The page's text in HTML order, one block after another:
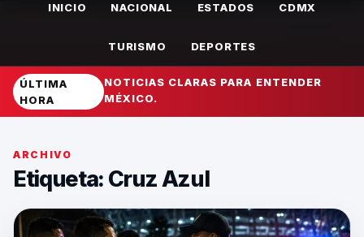
INICIO NACIONAL ESTADOS CDMX
TURISMO DEPORTES
ÚLTIMA
HORA
NOTICIAS CLARAS PARA ENTENDER
MÉXICO.
ARCHIVO
Etiqueta: Cruz Azul